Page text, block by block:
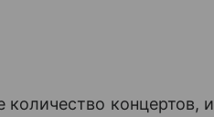
концертов,